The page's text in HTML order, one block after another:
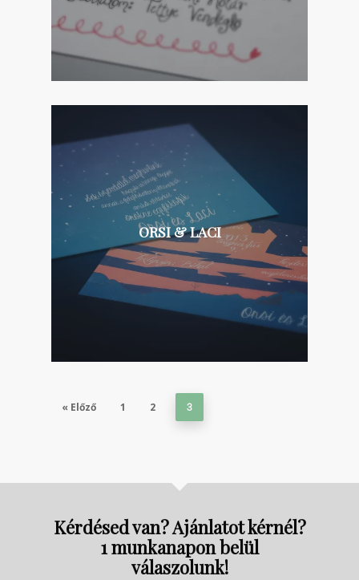
ORSI & LACI
« Előző 1 2 3
Kérdésed van? Ajánlatot kérnél?
1 munkanapon belül
válaszolunk!